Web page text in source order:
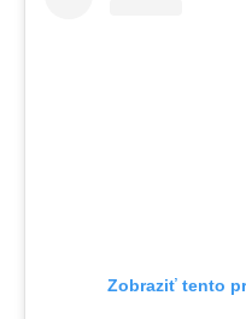
Zobraziť tento